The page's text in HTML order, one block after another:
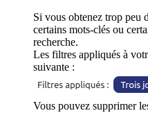
Si vous obtenez trop peu
certains mots-clés ou
recherche.
Les filtres appliqués à
suivante :
Vous pouvez supprimer